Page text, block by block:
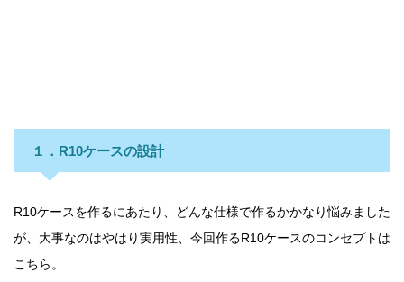
１．R10ケースの設計
R10ケースを作るにあたり、どんな仕様で作るかかなり悩みました
が、大事なのはやはり実用性、今回作るR10ケースのコンセプトは
こちら。